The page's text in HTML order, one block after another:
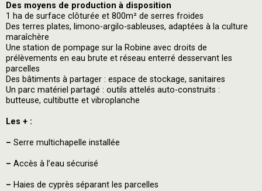
Des moyens de production à disposition
1 ha de surface clôturée et 800m² de serres froides
Des terres plates, limono-argilo-sableuses, adaptées à la culture
maraîchère
Une station de pompage sur la Robine avec droits de
prélèvements en eau brute et réseau enterré desservant les
parcelles
Des bâtiments à partager : espace de stockage, sanitaires
Un parc matériel partagé : outils attelés auto-construits :
butteuse, cultibutte et vibroplanche
Les + :
– Serre multichapelle installée
– Accès à l’eau sécurisé
– Haies de cyprès séparant les parcelles